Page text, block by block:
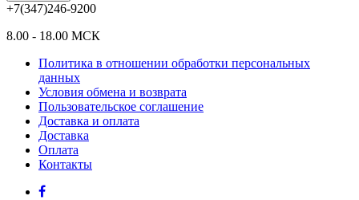
+7(347)246-9200
8.00 - 18.00 МСК
Политика в отношении обработки персональных
данных
Условия обмена и возврата
Пользовательское соглашение
Доставка и оплата
Доставка
Оплата
Контакты